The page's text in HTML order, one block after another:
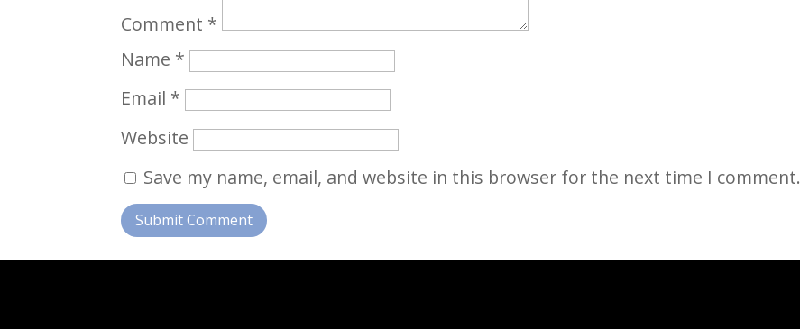
Comment *
Name *
Email *
Website
Save my name, email, and website in this browser for the next time I comment.